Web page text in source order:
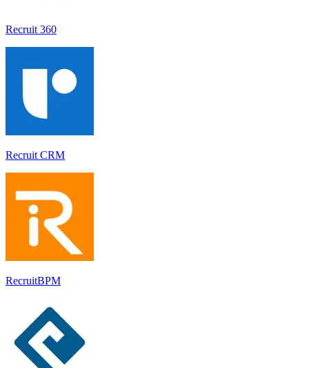
Recruit 360
Recruit CRM
RecruitBPM